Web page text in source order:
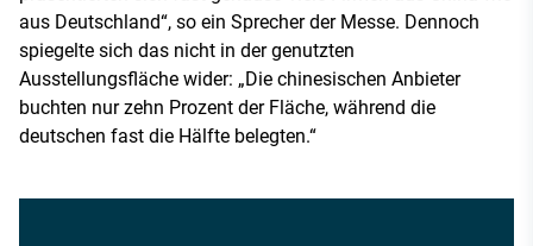
aus Deutschland“, so ein Sprecher der Messe. Dennoch
spiegelte sich das nicht in der genutzten
Ausstellungsfläche wider: „Die chinesischen Anbieter
buchten nur zehn Prozent der Fläche, während die
deutschen fast die Hälfte belegten.“